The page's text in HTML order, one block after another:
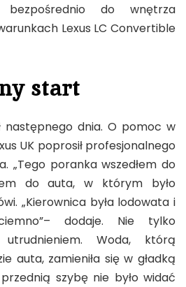
bezpośrednio do wnętrza
Lexus LC Convertible
start
następnego dnia. O pomoc w
UK poprosił profesjonalnego
„Tego poranka wszedłem do
do auta, w którym było
„Kierownica była lodowata i
dodaje. Nie tylko
Woda, którą
auta, zamieniła się w gładką
szybę nie było widać